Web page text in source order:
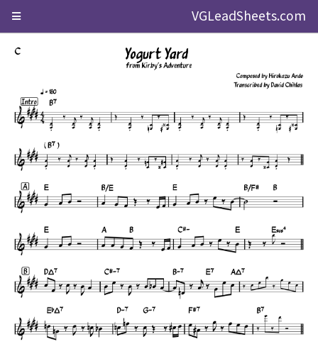
VGLeadSheets.com